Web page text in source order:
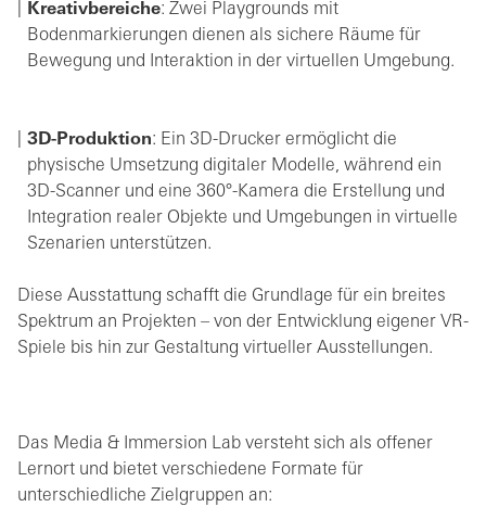
Kreativbereiche: Zwei Playgrounds mit
Bodenmarkierungen dienen als sichere Räume für
Bewegung und Interaktion in der virtuellen Umgebung.
3D-Produktion: Ein 3D-Drucker ermöglicht die
physische Umsetzung digitaler Modelle, während ein
3D-Scanner und eine 360°-Kamera die Erstellung und
Integration realer Objekte und Umgebungen in virtuelle
Szenarien unterstützen.
Diese Ausstattung schafft die Grundlage für ein breites
Spektrum an Projekten – von der Entwicklung eigener VR-
Spiele bis hin zur Gestaltung virtueller Ausstellungen.
Das Media & Immersion Lab versteht sich als offener
Lernort und bietet verschiedene Formate für
unterschiedliche Zielgruppen an: